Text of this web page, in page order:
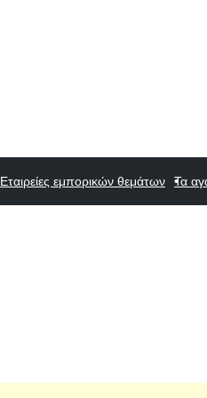
Εταιρείες εμπορικών θεμάτων Τα